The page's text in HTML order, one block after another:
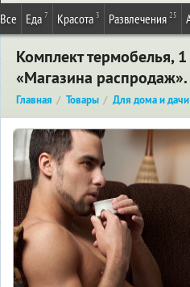
Все Еда 7 Красота 3 Развлечения 25
Комплект термобелья,
«Магазина распродаж».
Главная Товары Для дома и дачи